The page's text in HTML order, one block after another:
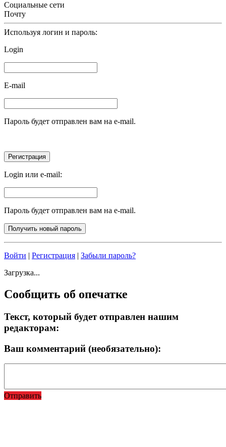
Социальные сети
Почту
Используя логин и пароль:
Login
E-mail
Пароль будет отправлен вам на e-mail.
Login или e-mail:
Пароль будет отправлен вам на e-mail.
Войти | Регистрация | Забыли пароль?
Загрузка...
Сообщить об опечатке
Текст, который будет отправлен нашим
редакторам:
Ваш комментарий (необязательно):
Отправить